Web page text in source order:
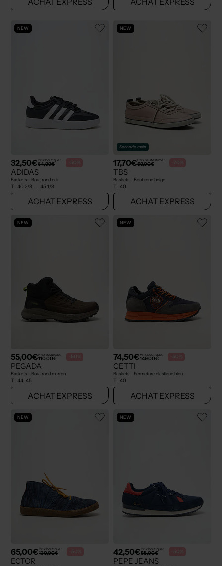
NEW
32,50€Prix boutique :
64,99€ -50%
ADIDAS
Baskets - Bout rond noir
T : 40 2/3, ... 45 1/3
ACHAT EXPRESS
NEW
Seconde main
17,70€Prix neuf estimé :
59,00€ -70%
TBS
Baskets - Bout rond beige
T : 40
ACHAT EXPRESS
NEW
55,00€Prix boutique :
110,00€ -50%
PEGADA
Baskets - Bout rond marron
T : 44, 45
ACHAT EXPRESS
NEW
74,50€Prix boutique :
149,00€ -50%
CETTI
Baskets - Fermeture elastique bleu
T : 40
ACHAT EXPRESS
NEW
65,00€Prix boutique :
130,00€ -50%
ECTOR
NEW
42,50€Prix boutique :
85,00€ -50%
PEPE JEANS